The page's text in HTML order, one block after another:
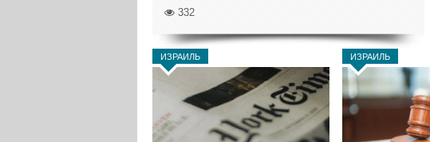
332
ИЗРАИЛЬ ИЗРАИЛЬ